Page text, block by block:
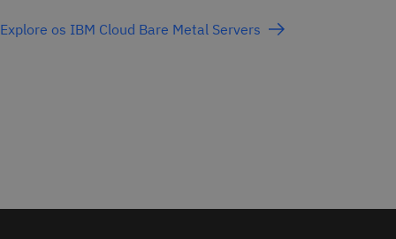
Explore os IBM Cloud Bare Metal Servers